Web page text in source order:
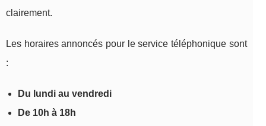
clairement.
Les horaires annoncés pour le service téléphonique sont
:
Du lundi au vendredi
De 10h à 18h